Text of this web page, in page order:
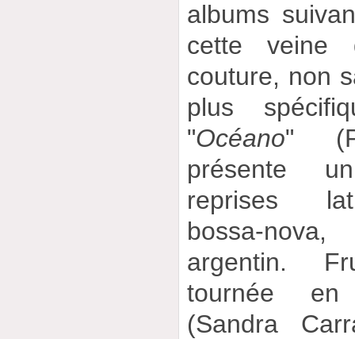
albums
cette veine
couture, non
plus
"Océano"
présente
reprises
bossa-
argentin.
tournée
(Sandra